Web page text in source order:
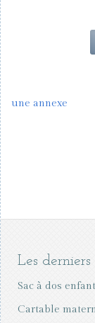
une annexe
Les
Sac à dos
Cartable